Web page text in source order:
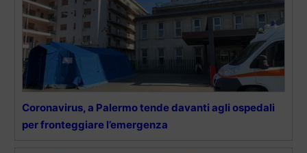
Coronavirus, a Palermo tende davanti agli ospedali
per fronteggiare l’emergenza